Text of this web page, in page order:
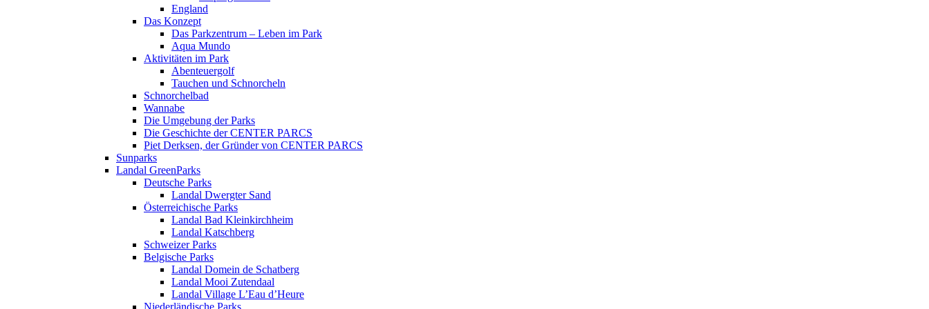
England
Das Konzept
Das Parkzentrum – Leben im Park
Aqua Mundo
Aktivitäten im Park
Abenteuergolf
Tauchen und Schnorcheln
Schnorchelbad
Wannabe
Die Umgebung der Parks
Die Geschichte der CENTER PARCS
Piet Derksen, der Gründer von CENTER PARCS
Sunparks
Landal GreenParks
Deutsche Parks
Landal Dwergter Sand
Österreichische Parks
Landal Bad Kleinkirchheim
Landal Katschberg
Schweizer Parks
Belgische Parks
Landal Domein de Schatberg
Landal Mooi Zutendaal
Landal Village L’Eau d’Heure
Niederländische Parks